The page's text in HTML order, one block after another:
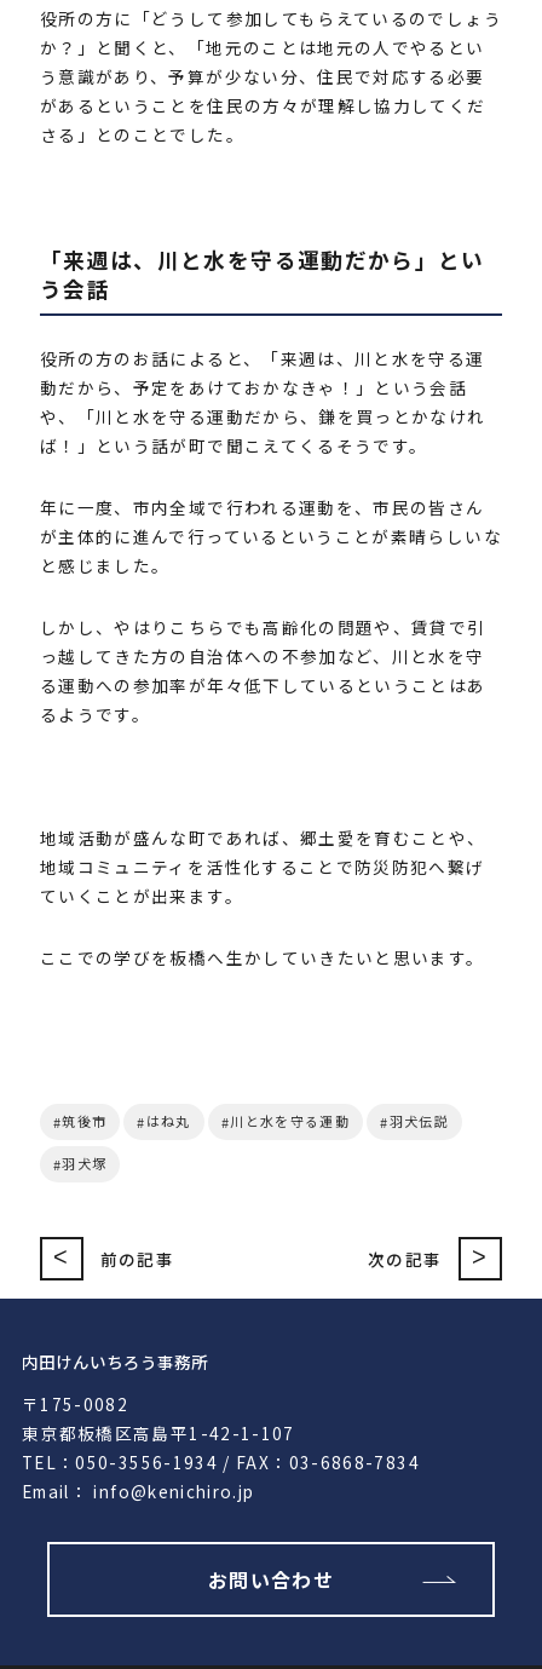
役所の方に「どうして参加してもらえているのでしょう
か？」と聞くと、「地元のことは地元の人でやるとい
う意識があり、予算が少ない分、住民で対応する必要
があるということを住民の方々が理解し協力してくだ
さる」とのことでした。
「来週は、川と水を守る運動だから」とい
う会話
役所の方のお話によると、「来週は、川と水を守る運
動だから、予定をあけておかなきゃ！」という会話
や、「川と水を守る運動だから、鎌を買っとかなけれ
ば！」という話が町で聞こえてくるそうです。
年に一度、市内全域で行われる運動を、市民の皆さん
が主体的に進んで行っているということが素晴らしいな
と感じました。
しかし、やはりこちらでも高齢化の問題や、賃貸で引
っ越してきた方の自治体への不参加など、川と水を守
る運動への参加率が年々低下しているということはあ
るようです。
地域活動が盛んな町であれば、郷土愛を育むことや、
地域コミュニティを活性化することで防災防犯へ繋げ
ていくことが出来ます。
ここでの学びを板橋へ生かしていきたいと思います。
筑後市 はね丸 川と水を守る運動 羽犬伝説
羽犬塚
< 前の記事 >
次の記事
内田けんいちろう事務所
〒175-0082
東京都板橋区高島平1-42-1-107
TEL：050-3556-1934 / FAX：03-6868-7834
Email： info@kenichiro.jp
お問い合わせ